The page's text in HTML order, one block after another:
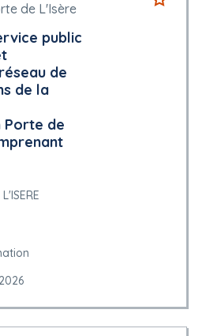
de L'Isère
public
de
de la
de